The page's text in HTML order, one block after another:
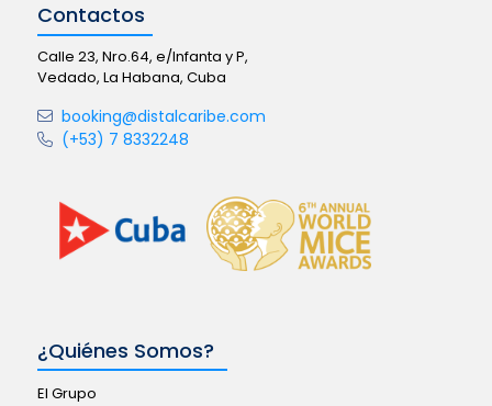
Contactos
Calle 23, Nro.64, e/Infanta y P,
Vedado, La Habana, Cuba
booking@distalcaribe.com
(+53) 7 8332248
¿Quiénes Somos?
El Grupo